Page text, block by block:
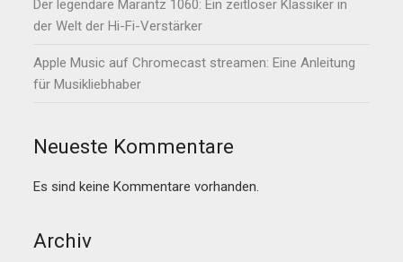
Der legendäre Marantz 1060: Ein zeitloser Klassiker in
der Welt der Hi-Fi-Verstärker
Apple Music auf Chromecast streamen: Eine Anleitung
für Musikliebhaber
Neueste Kommentare
Es sind keine Kommentare vorhanden.
Archiv